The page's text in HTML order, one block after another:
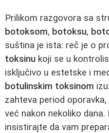
Prilikom razgovora sa
botoksom, botoksu,
suština je ista: reč je o
toksinu koji se u
isključivo u estetske i
botulinskim toksinom
zahteva period
već nakon nekoliko dana.
insistirajte da vam